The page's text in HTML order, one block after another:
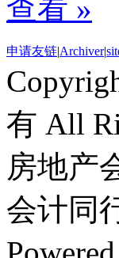
查看 »
申请友链|Archiver|
有 All
房地产
会计同